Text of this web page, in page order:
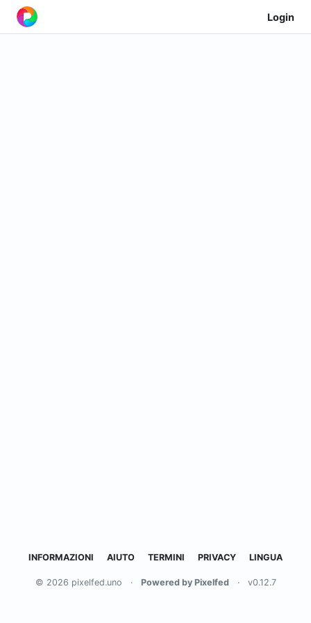
Login
INFORMAZIONI AIUTO TERMINI PRIVACY LINGUA
© 2026 pixelfed.uno · Powered by Pixelfed · v0.12.7